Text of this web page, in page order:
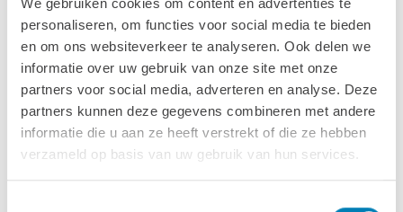
We gebruiken cookies om content en advertenties te
personaliseren, om functies voor social media te bieden
en om ons websiteverkeer te analyseren. Ook delen we
informatie over uw gebruik van onze site met onze
partners voor social media, adverteren en analyse. Deze
partners kunnen deze gegevens combineren met andere
informatie die u aan ze heeft verstrekt of die ze hebben
verzameld op basis van uw gebruik van hun services.
Standaard Dakshingles -
Antraciet